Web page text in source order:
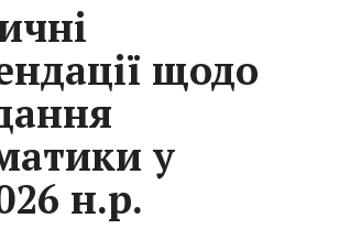
щодо
у
н.р.